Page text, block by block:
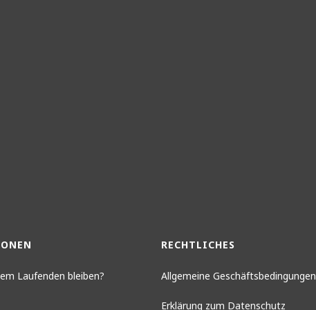
Laufenden bleiben?
RECHTLICHES
Allgemeine Geschäftsbedingungen
Erklärung zum Datenschutz